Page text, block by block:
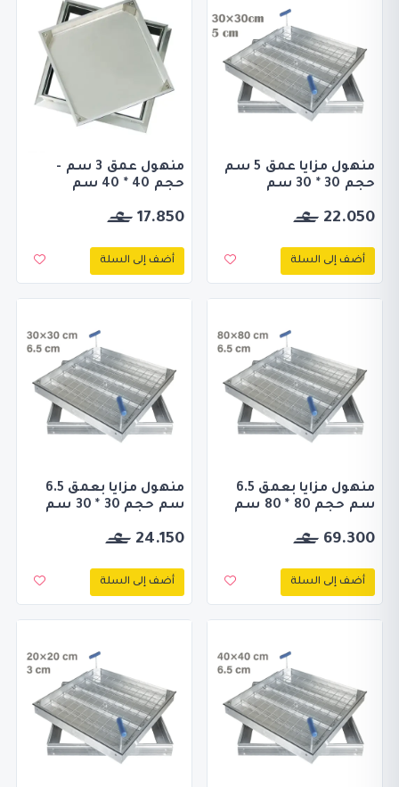
منهول مزايا عمق 5 سم
حجم 30 * 30 سم
22.050
أضف إلى السلة
منهول عمق 3 سم -
حجم 40 * 40 سم
17.850
أضف إلى السلة
منهول مزايا بعمق 6.5
سم حجم 80 * 80 سم
69.300
أضف إلى السلة
منهول مزايا بعمق 6.5
سم حجم 30 * 30 سم
24.150
أضف إلى السلة